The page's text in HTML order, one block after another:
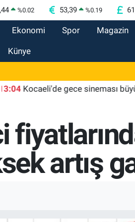
%0.02 53,39 %0.19
Ekonomi Spor Magazin
Künye
gece sineması büyük ilgi
artış